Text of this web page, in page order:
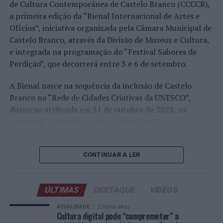
Faria, Henrique Rocha, Frederico Ferreira Silva, Tiago
Pereira e Tiago Torres integraram o quadro principal,
beneficiando, de igual modo, da reorganização dos wild
cards após as entradas diretas de alguns jogadores.
Entre os portugueses, Tiago Torres e Jaime Faria
protagonizaram as melhores campanhas da edição,
ambos alcançando os quartos de final. Torres assinou
um dos resultados mais marcantes do torneio ao
neerlandês Botic van de Zandschulp, alcançando
também os quartos de final, onde acabou eliminado pelo
italiano Luciano Darderi, num encontro decidido em três
de Cultura Contemporânea de Castelo Branco (CCCCB),
a primeira edição da “Bienal Internacional de Artes e
Ofícios”, iniciativa organizada pela Câmara Municipal de
Castelo Branco, através da Divisão de Museus e Cultura,
e integrada na programação do “Festival Sabores de
Perdição”, que decorrerá entre 3 e 6 de setembro.
A Bienal nasce na sequência da inclusão de Castelo
Branco na “Rede de Cidades Criativas da UNESCO”,
distinção atribuída em 31 de outubro de 2023, na
“valor patrimonial, artístico e identitário” do “Bordado
de Castelo Branco”, uma das manifestações mais
da identidade albicastrense.
Ao longo de dois dias, especialistas nacionais e
internacionais, investigadores, artesãos, representantes
CONTINUAR A LER
ÚLTIMAS
ATUALIDADE 2 horas atrás
Cultura digital pode “comprometer” a